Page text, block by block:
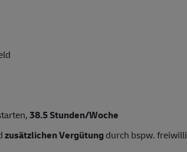
38.5Stunden/Woche
zusätzlichen Vergütung durch bspw.